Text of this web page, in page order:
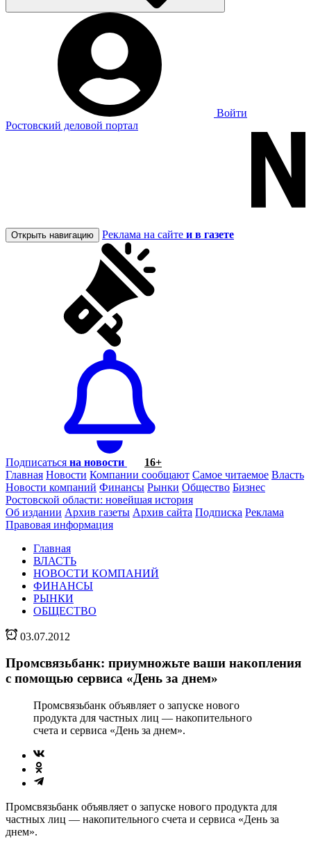
Войти
Ростовский деловой портал
Открыть навигацию Реклама на сайте и в газете
Подписаться на новости
16+
Главная Новости Компании сообщают Самое читаемое Власть
Новости компаний Финансы Рынки Общество Бизнес
Ростовской области: новейшая история
Об издании Архив газеты Архив сайта Подписка Реклама
Правовая информация
Главная
ВЛАСТЬ
НОВОСТИ КОМПАНИЙ
ФИНАНСЫ
РЫНКИ
ОБЩЕСТВО
03.07.2012
Промсвязьбанк: приумножьте ваши накопления
с помощью сервиса «День за днем»
Промсвязьбанк объявляет о запуске нового
продукта для частных лиц — накопительного
счета и сервиса «День за днем».
Промсвязьбанк объявляет о запуске нового продукта для
частных лиц — накопительного счета и сервиса «День за
днем».